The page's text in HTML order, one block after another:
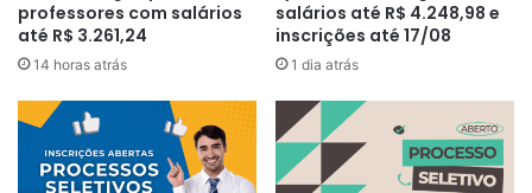
professores com salários
até R$ 3.261,24
14 horas atrás
salários até R$ 4.248,98 e
inscrições até 17/08
1 dia atrás